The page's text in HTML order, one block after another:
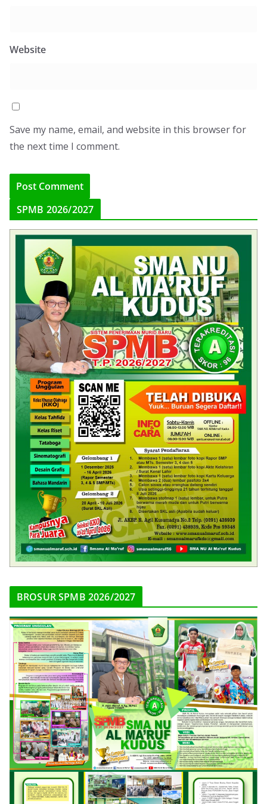
Website
Save my name, email, and website in this browser for
the next time I comment.
SPMB 2026/2027
BROSUR SPMB 2026/2027